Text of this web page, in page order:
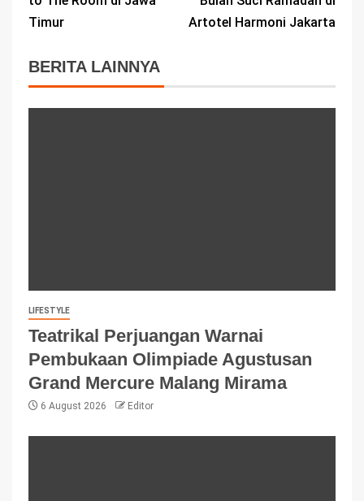
Timur
Artotel Harmoni Jakarta
BERITA LAINNYA
LIFESTYLE
Teatrikal Perjuangan Warnai
Pembukaan Olimpiade Agustusan
Grand Mercure Malang Mirama
6 August 2026 Editor